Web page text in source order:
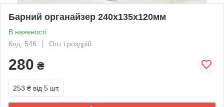
Барний органайзер 240х135х120мм
В наявності
Код: 546
Опт і роздріб
280 ₴
253 ₴ від 5 шт.